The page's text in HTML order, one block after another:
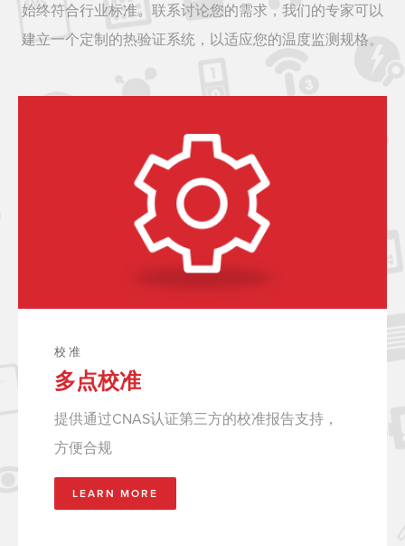
始终符合行业标准。联系讨论您的需求，我们的专家可以
建立一个定制的热验证系统，以适应您的温度监测规格。
校准
多点校准
提供通过CNAS认证第三方的校准报告支持，
方便合规
LEARN MORE